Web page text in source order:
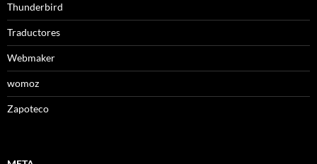
Thunderbird
Traductores
Webmaker
womoz
Zapoteco